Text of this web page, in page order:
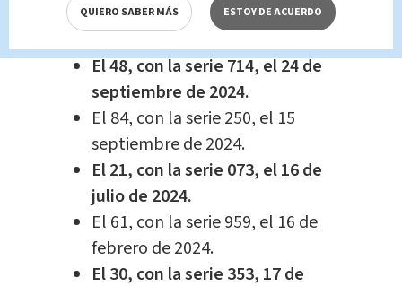
El 61, con la serie 576, el 20 de
El 48, con la serie 714, el 24 de
septiembre de 2024.
El 84, con la serie 250, el 15
septiembre de 2024.
El 21, con la serie 073, el 16 de
julio de 2024.
El 61, con la serie 959, el 16 de
febrero de 2024.
El 30, con la serie 353, 17 de
QUIERO SABER MÁS ESTOY DE ACUERDO